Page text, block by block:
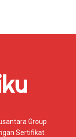
Group
Sertifikat